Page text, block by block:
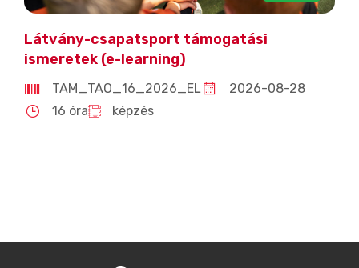
Látvány-csapatsport támogatási
ismeretek (e-learning)
TAM_TAO_16_2026_EL
2026-08-28
16 óra
képzés